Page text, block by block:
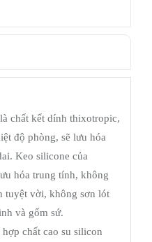
chất kết dính thixotropic,
độ phòng, sẽ lưu hóa
Keo silicone của
hóa trung tính, không
tuyệt vời, không sơn lót
và gốm sứ.
chất cao su silicon